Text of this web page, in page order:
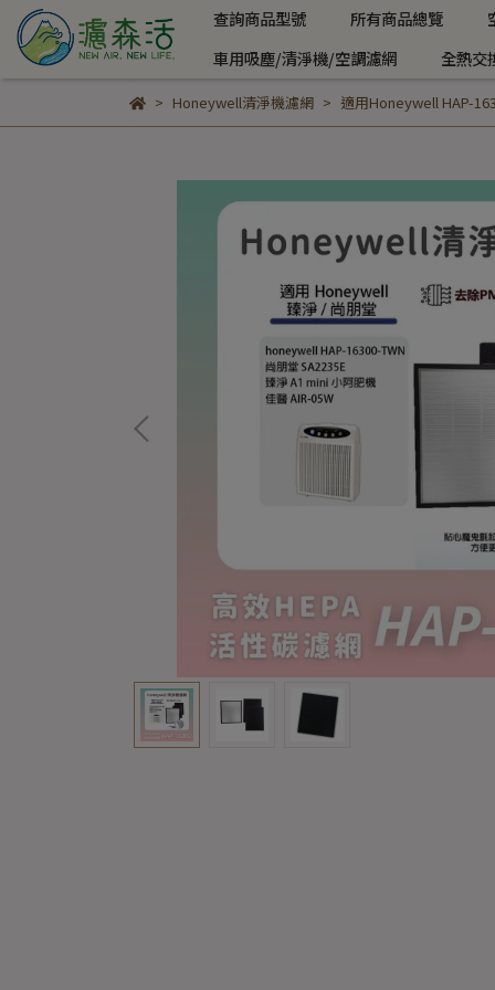
查詢商品型號 所有商品總覽
車用吸塵/清淨機/空調濾網
全熱交
Honeywell清淨機濾網 適用Honeywell HAP-